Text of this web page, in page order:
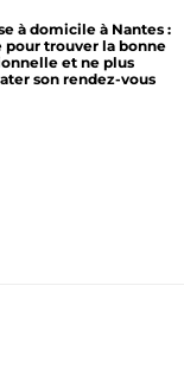
à domicile à Nantes :
pour trouver la bonne
et ne plus
son rendez-vous